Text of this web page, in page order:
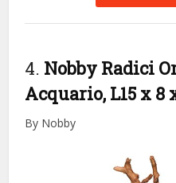
4. Nobby Radici
Acquario, L15 x 8
By Nobby